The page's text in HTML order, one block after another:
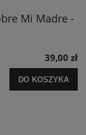
Mi Madre -
39,00 zł
DO KOSZYKA